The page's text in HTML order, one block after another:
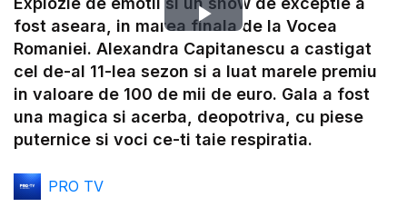
Play
Video
fost aseara, in marea finala de la Vocea
Romaniei. Alexandra Capitanescu a castigat
cel de-al 11-lea sezon si a luat marele premiu
in valoare de 100 de mii de euro. Gala a fost
una magica si acerba, deopotriva, cu piese
puternice si voci ce-ti taie respiratia.
PRO TV